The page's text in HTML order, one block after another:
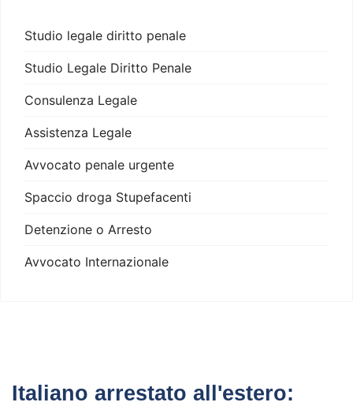
Studio legale diritto penale
Studio Legale Diritto Penale
Consulenza Legale
Assistenza Legale
Avvocato penale urgente
Spaccio droga Stupefacenti
Detenzione o Arresto
Avvocato Internazionale
Italiano arrestato all'estero: